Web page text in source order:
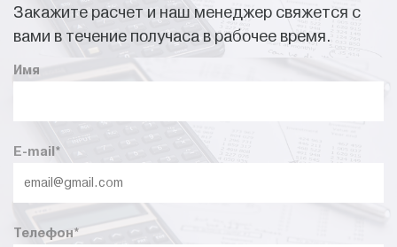
Закажите расчет и наш менеджер свяжется с
вами в течение получаса в рабочее время.
Имя
E-mail *
Телефон*